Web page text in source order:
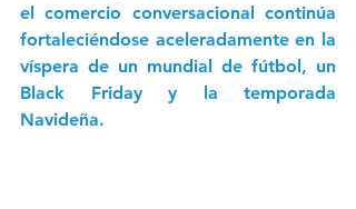
el comercio conversacional continúa
fortaleciéndose aceleradamente en la
víspera de un mundial de fútbol, un
Black Friday y la temporada
Navideña.